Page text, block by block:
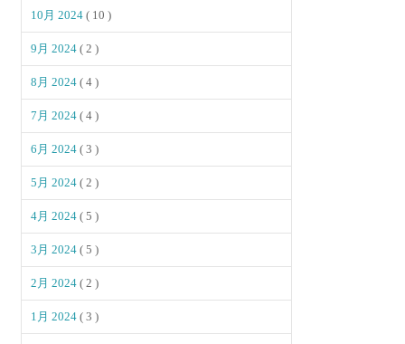
10月 2024( 10 )
9月 2024( 2 )
8月 2024( 4 )
7月 2024( 4 )
6月 2024( 3 )
5月 2024( 2 )
4月 2024( 5 )
3月 2024( 5 )
2月 2024( 2 )
1月 2024( 3 )